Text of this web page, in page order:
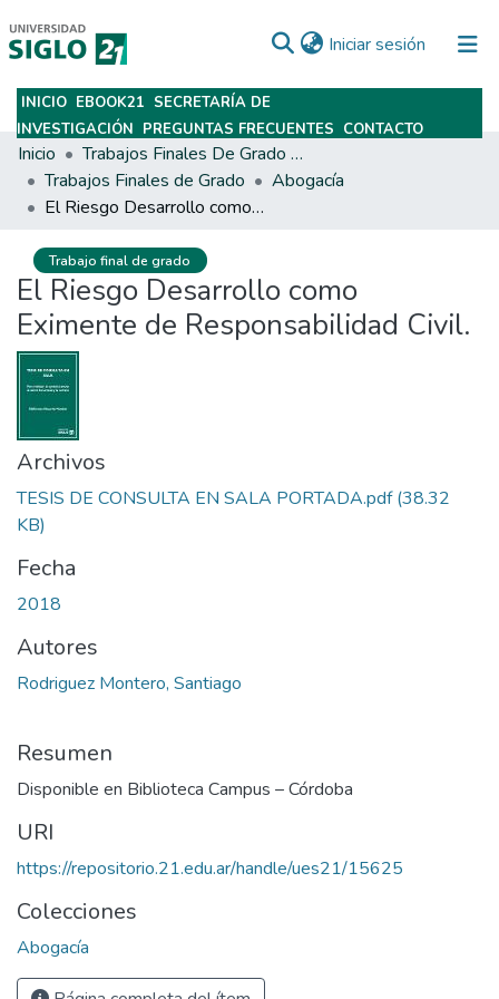
Iniciar sesión (current)
Subir
INICIO EBOOK21 SECRETARÍA DE
INVESTIGACIÓN PREGUNTAS FRECUENTES CONTACTO
Inicio
Trabajos Finales De Grado Y Posgrado
Trabajos Finales de Grado
Abogacía
El Riesgo Desarrollo como Eximente de Responsabilidad Civil.
Trabajo final de grado
El Riesgo Desarrollo como
Eximente de Responsabilidad Civil.
Archivos
TESIS DE CONSULTA EN SALA PORTADA.pdf(38.32
KB)
Fecha
2018
Autores
Rodriguez Montero, Santiago
Resumen
Disponible en Biblioteca Campus – Córdoba
URI
https://repositorio.21.edu.ar/handle/ues21/15625
Colecciones
Abogacía